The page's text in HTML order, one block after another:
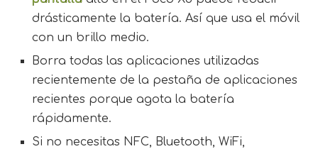
drásticamente la batería. Así que usa el móvil
con un brillo medio.
Borra todas las aplicaciones utilizadas
recientemente de la pestaña de aplicaciones
recientes porque agota la batería
rápidamente.
Si no necesitas NFC, Bluetooth, WiFi,